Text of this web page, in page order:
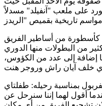
على ملعب "آنفيلد" مسدلاً
ليفربول كأسطورة من أساطير الفريق
من البطولات منها الدوري
إضافة إلى عدد من الكؤوس،
بمناسبة رحيله: طفلتاي
أقول لهما إننا سنرحل عن